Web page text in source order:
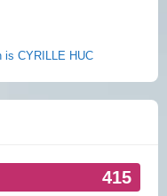
is CYRILLE HUC
415